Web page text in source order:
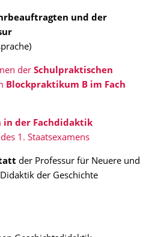
und der
der Schulpraktischen
Blockpraktikum B im Fach
in der Fachdidaktik
1. Staatsexamens
der Professur für Neuere und
der Geschichte